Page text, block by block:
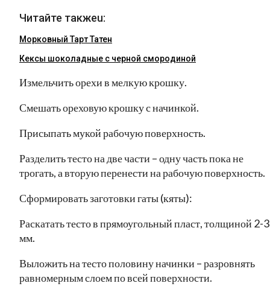
Читайте такжеu:
Морковный Тарт Татен
Кексы шоколадные с черной смородиной
Измельчить орехи в мелкую крошку.
Смешать ореховую крошку с начинкой.
Присыпать мукой рабочую поверхность.
Разделить тесто на две части – одну часть пока не
трогать, а вторую перенести на рабочую поверхность.
Сформировать заготовки гаты (кяты):
Раскатать тесто в прямоугольный пласт, толщиной 2-3
мм.
Выложить на тесто половину начинки – разровнять
равномерным слоем по всей поверхности.